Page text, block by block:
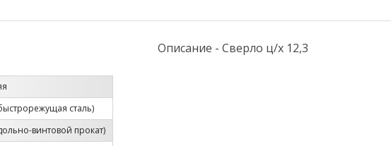
Описание - Сверло ц/х 12,3
сталь)
винтовой прокат)